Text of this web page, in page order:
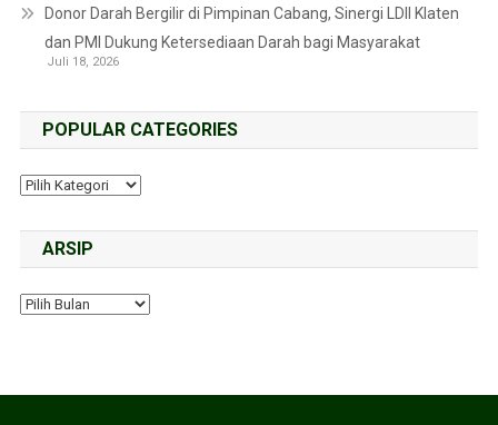
Donor Darah Bergilir di Pimpinan Cabang, Sinergi LDII Klaten
dan PMI Dukung Ketersediaan Darah bagi Masyarakat
Juli 18, 2026
POPULAR CATEGORIES
ARSIP